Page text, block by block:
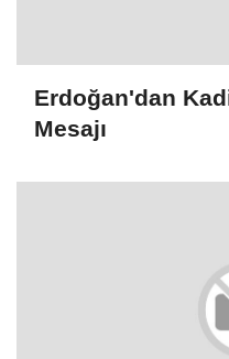
Erdoğan'dan
Mesajı